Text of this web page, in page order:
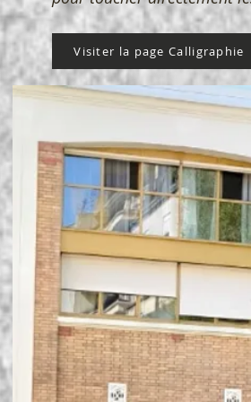
Visiter la page Calligraphie